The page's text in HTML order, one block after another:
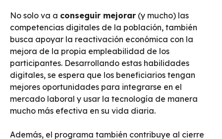
No solo va a conseguir mejorar (y mucho) las
competencias digitales de la población, también
busca apoyar la reactivación económica con la
mejora de la propia empleabilidad de los
participantes. Desarrollando estas habilidades
digitales, se espera que los beneficiarios tengan
mejores oportunidades para integrarse en el
mercado laboral y usar la tecnología de manera
mucho más efectiva en su vida diaria.
Además, el programa también contribuye al cierre